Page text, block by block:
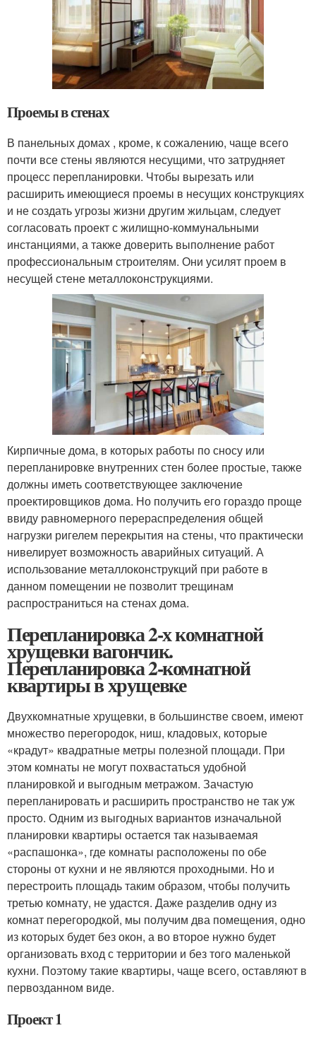
Проемы в стенах
В панельных домах , кроме, к сожалению, чаще всего
почти все стены являются несущими, что затрудняет
процесс перепланировки. Чтобы вырезать или
расширить имеющиеся проемы в несущих конструкциях
и не создать угрозы жизни другим жильцам, следует
согласовать проект с жилищно-коммунальными
инстанциями, а также доверить выполнение работ
профессиональным строителям. Они усилят проем в
несущей стене металлоконструкциями.
Кирпичные дома, в которых работы по сносу или
перепланировке внутренних стен более простые, также
должны иметь соответствующее заключение
проектировщиков дома. Но получить его гораздо проще
ввиду равномерного перераспределения общей
нагрузки ригелем перекрытия на стены, что практически
нивелирует возможность аварийных ситуаций. А
использование металлоконструкций при работе в
данном помещении не позволит трещинам
распространиться на стенах дома.
Перепланировка 2-х комнатной
хрущевки вагончик.
Перепланировка 2-комнатной
квартиры в хрущевке
Двухкомнатные хрущевки, в большинстве своем, имеют
множество перегородок, ниш, кладовых, которые
«крадут» квадратные метры полезной площади. При
этом комнаты не могут похвастаться удобной
планировкой и выгодным метражом. Зачастую
перепланировать и расширить пространство не так уж
просто. Одним из выгодных вариантов изначальной
планировки квартиры остается так называемая
«распашонка», где комнаты расположены по обе
стороны от кухни и не являются проходными. Но и
перестроить площадь таким образом, чтобы получить
третью комнату, не удастся. Даже разделив одну из
комнат перегородкой, мы получим два помещения, одно
из которых будет без окон, а во второе нужно будет
организовать вход с территории и без того маленькой
кухни. Поэтому такие квартиры, чаще всего, оставляют в
первозданном виде.
Проект 1